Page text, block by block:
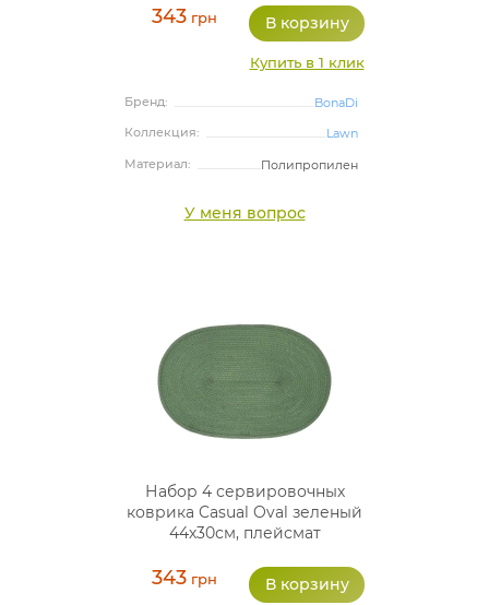
343 грн
Купить в 1 клик
Бренд:
BonaDi
Коллекция:
Lawn
Материал:
Полипропилен
У меня вопрос
Набор 4 сервировочных
коврика Casual Oval зеленый
44х30см, плейсмат
343 грн